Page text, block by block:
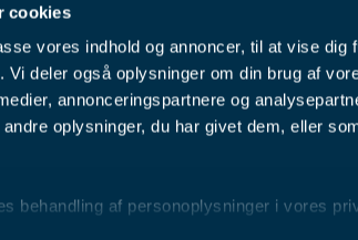
cookies
vores indhold og annoncer, til at vise dig
deler også oplysninger om din brug af
annonceringspartnere og
oplysninger, du har givet dem, eller
behandling af personoplysninger i vores
Nykøbing F Travbane
Charlottenlund Travbane
Hestevæddeløb direkte i din
NYHEDSBREV
FacebookYoutube
Privatlivspolitik